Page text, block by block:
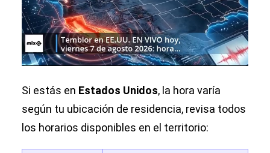
Si estás en Estados Unidos, la hora varía
según tu ubicación de residencia, revisa todos
los horarios disponibles en el territorio: